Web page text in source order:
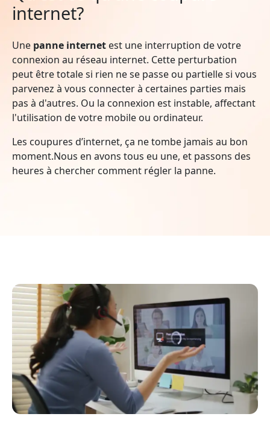
internet?
Une panne internet est une interruption de votre
connexion au réseau internet. Cette perturbation
peut être totale si rien ne se passe ou partielle si vous
parvenez à vous connecter à certaines parties mais
pas à d'autres. Ou la connexion est instable, affectant
l'utilisation de votre mobile ou ordinateur.
Les coupures d’internet, ça ne tombe jamais au bon
moment.Nous en avons tous eu une, et passons des
heures à chercher comment régler la panne.